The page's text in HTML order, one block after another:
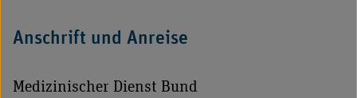
Anschrift und Anreise
Medizinischer Dienst Bund